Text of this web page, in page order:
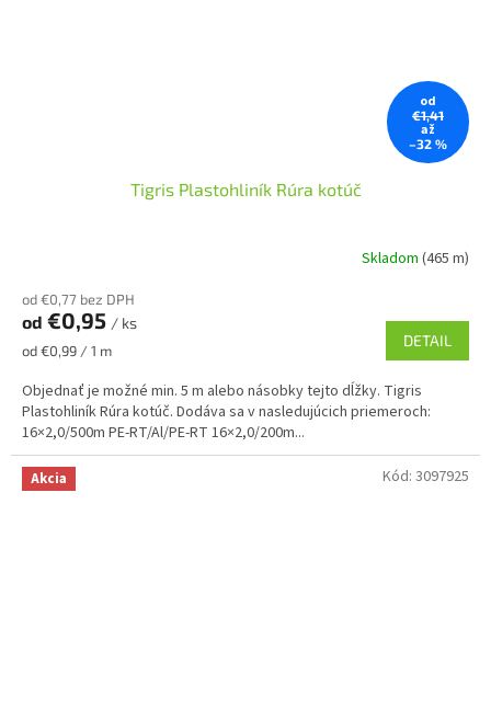
od
€1,41
až
–32 %
Tigris Plastohliník Rúra kotúč
Skladom (465 m)
od €0,77 bez DPH
od €0,95 / ks
Jednotková
od €0,99 / 1 m
DETAIL
Objednať je možné min. 5 m alebo násobky tejto dĺžky. Tigris
Plastohliník Rúra kotúč. Dodáva sa v nasledujúcich priemeroch:
16×2,0/500m PE-RT/Al/PE-RT 16×2,0/200m...
Akcia Kód: 3097925